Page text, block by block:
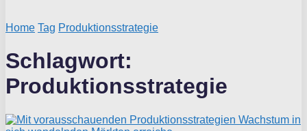
Home Tag Produktionsstrategie
Schlagwort:
Produktionsstrategie